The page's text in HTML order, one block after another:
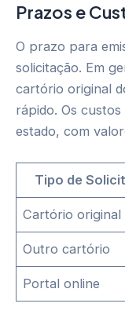
Prazos e
O prazo para
solicitação. Em
cartório original
rápido. Os
estado, com
Tipo de
Cartório original
Outro cartório
Portal online